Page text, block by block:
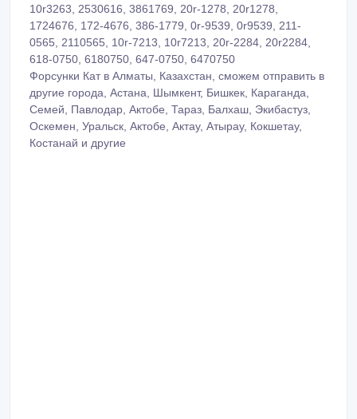
10r3263, 2530616, 3861769, 20r-1278, 20r1278,
1724676, 172-4676, 386-1779, 0r-9539, 0r9539, 211-
0565, 2110565, 10r-7213, 10r7213, 20r-2284, 20r2284,
618-0750, 6180750, 647-0750, 6470750
Форсунки Кат в Алматы, Казахстан, сможем отправить в
другие города, Астана, Шымкент, Бишкек, Караганда,
Семей, Павлодар, Актобе, Тараз, Балхаш, Экибастуз,
Оскемен, Уральск, Актобе, Актау, Атырау, Кокшетау,
Костанай и другие